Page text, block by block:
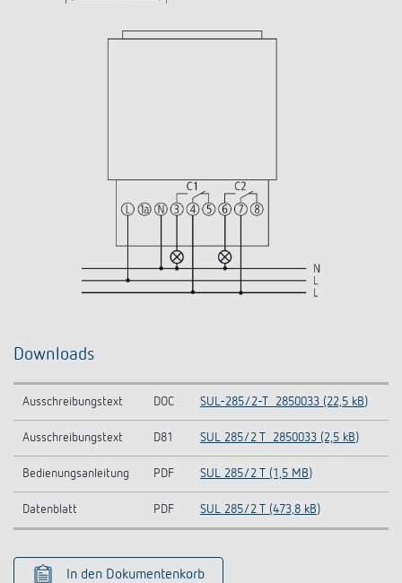
Downloads
Ausschreibungstext DOC SUL-285/2-T_2850033 (22,5 kB)
Ausschreibungstext D81 SUL 285/2 T_2850033 (2,5 kB)
Bedienungsanleitung PDF SUL 285/2 T (1,5 MB)
Datenblatt PDF SUL 285/2 T (473,8 kB)
In den Dokumentenkorb